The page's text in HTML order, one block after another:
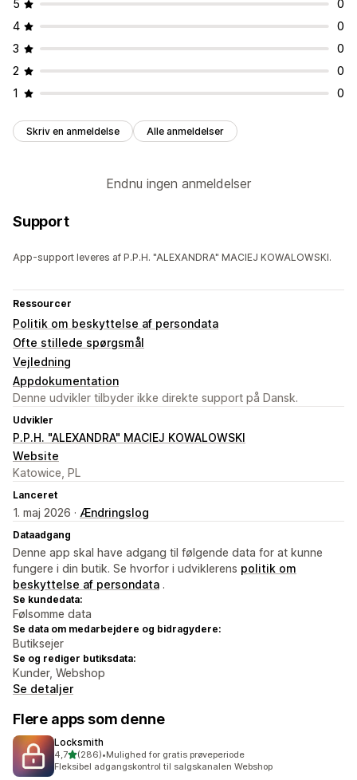
5
0
4
0
3
0
2
0
1
0
Skriv en anmeldelse Alle anmeldelser
Endnu ingen anmeldelser
Support
App-support leveres af P.P.H. "ALEXANDRA" MACIEJ KOWALOWSKI.
Ressourcer
Politik om beskyttelse af persondata
Ofte stillede spørgsmål
Vejledning
Appdokumentation
Denne udvikler tilbyder ikke direkte support på Dansk.
Udvikler
P.P.H. "ALEXANDRA" MACIEJ KOWALOWSKI
Website
Katowice, PL
Lanceret
1. maj 2026 · Ændringslog
Dataadgang
Denne app skal have adgang til følgende data for at kunne
fungere i din butik. Se hvorfor i udviklerens politik om
beskyttelse af persondata .
Se kundedata:
Følsomme data
Se data om medarbejdere og bidragydere:
Butiksejer
Se og rediger butiksdata:
Kunder, Webshop
Se detaljer
Flere apps som denne
Locksmith
4,7ud af 5 stjerner
(286)
286 anmeldelser i alt
•Mulighed for gratis prøveperiode
Fleksibel adgangskontrol til salgskanalen Webshop